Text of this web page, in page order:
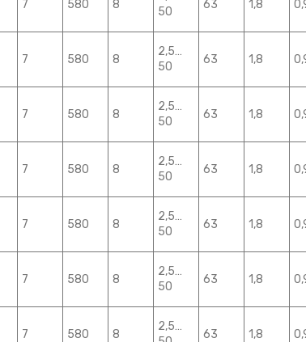
7 580 8
50
63 1,8
7 580 8
2,5…
50
63 1,8
7 580 8
2,5…
50
63 1,8
7 580 8
2,5…
50
63 1,8
7 580 8
2,5…
50
63 1,8
7 580 8
2,5…
50
63 1,8
7 580 8
2,5…
63 1,8